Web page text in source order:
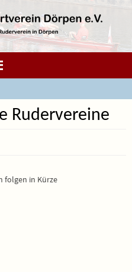
Rudervereine
folgen in Kürze